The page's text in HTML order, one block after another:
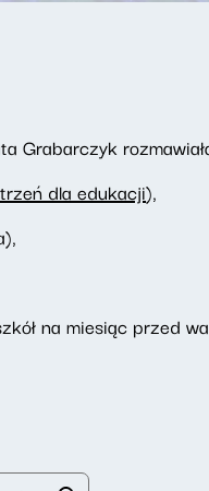
Grabarczyk
dla edukacji),
na miesiąc przed